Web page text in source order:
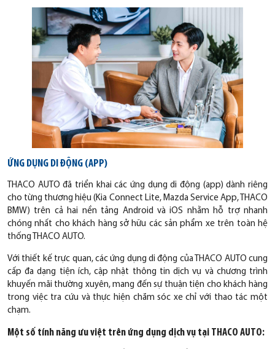
ỨNG DỤNG DI ĐỘNG (APP)
THACO AUTO đã triển khai các ứng dụng di động (app) dành riêng
cho từng thương hiệu (Kia Connect Lite, Mazda Service App, THACO
BMW) trên cả hai nền tảng Android và iOS nhằm hỗ trợ nhanh
chóng nhất cho khách hàng sở hữu các sản phẩm xe trên toàn hệ
thống THACO AUTO.
Với thiết kế trực quan, các ứng dụng di động của THACO AUTO cung
cấp đa dạng tiện ích, cập nhật thông tin dịch vụ và chương trình
khuyến mãi thường xuyên, mang đến sự thuận tiện cho khách hàng
trong việc tra cứu và thực hiện chăm sóc xe chỉ với thao tác một
chạm.
Một số tính năng ưu việt trên ứng dụng dịch vụ tại THACO AUTO: